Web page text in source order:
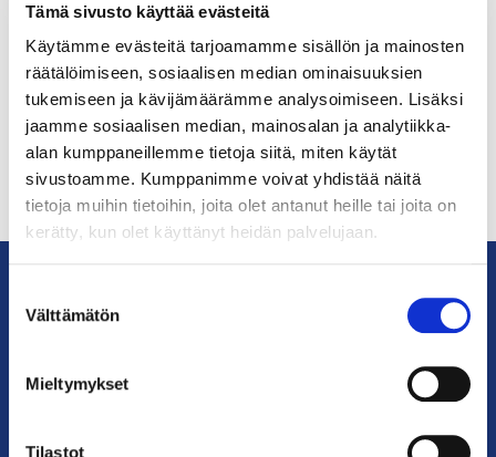
Tämä sivusto käyttää evästeitä
Käytämme evästeitä tarjoamamme sisällön ja mainosten
räätälöimiseen, sosiaalisen median ominaisuuksien
tukemiseen ja kävijämäärämme analysoimiseen. Lisäksi
jaamme sosiaalisen median, mainosalan ja analytiikka-
alan kumppaneillemme tietoja siitä, miten käytät
sivustoamme. Kumppanimme voivat yhdistää näitä
tietoja muihin tietoihin, joita olet antanut heille tai joita on
kerätty, kun olet käyttänyt heidän palvelujaan.
valinta
Välttämätön
Mieltymykset
Tilastot
tapahtumatilat Helsingin ydinkeskustassa
ovat nyt jäsenyritystemme vuokrattavissa.
KauppakamariHelsingin
YHTEYSTIEDOT